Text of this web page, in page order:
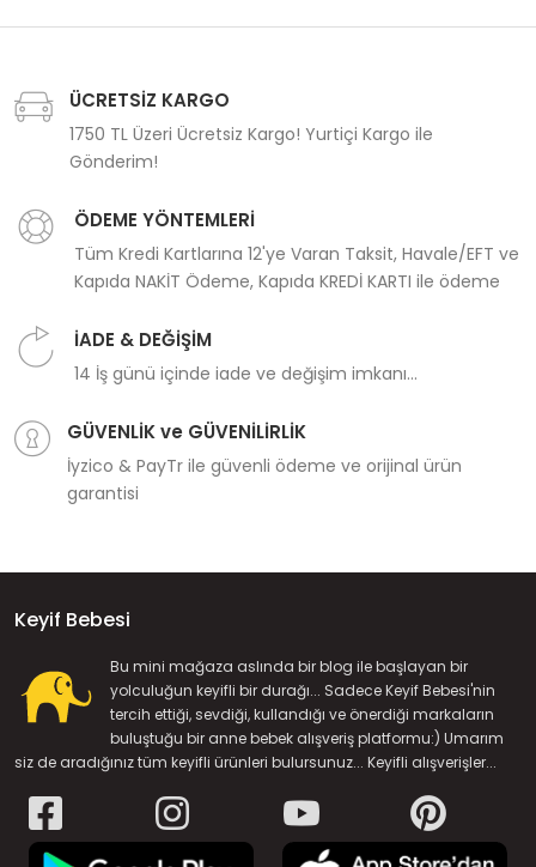
ÜCRETSİZ KARGO
1750 TL Üzeri Ücretsiz Kargo! Yurtiçi Kargo ile
Gönderim!
ÖDEME YÖNTEMLERİ
Tüm Kredi Kartlarına 12'ye Varan Taksit, Havale/EFT ve
Kapıda NAKİT Ödeme, Kapıda KREDİ KARTI ile ödeme
İADE & DEĞİŞİM
14 İş günü içinde iade ve değişim imkanı...
GÜVENLİK ve GÜVENİLİRLİK
İyzico & PayTr ile güvenli ödeme ve orijinal ürün
garantisi
Keyif Bebesi
Bu mini mağaza aslında bir blog ile başlayan bir
yolculuğun keyifli bir durağı... Sadece Keyif Bebesi'nin
tercih ettiği, sevdiği, kullandığı ve önerdiği markaların
buluştuğu bir anne bebek alışveriş platformu:) Umarım
siz de aradığınız tüm keyifli ürünleri bulursunuz... Keyifli alışverişler...